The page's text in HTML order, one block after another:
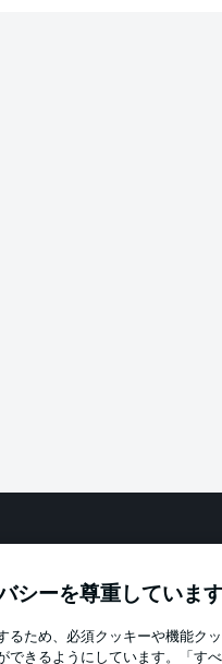
to be
シーを尊重していま
るため、必須クッキーや機能ク
できるようにしています。「す